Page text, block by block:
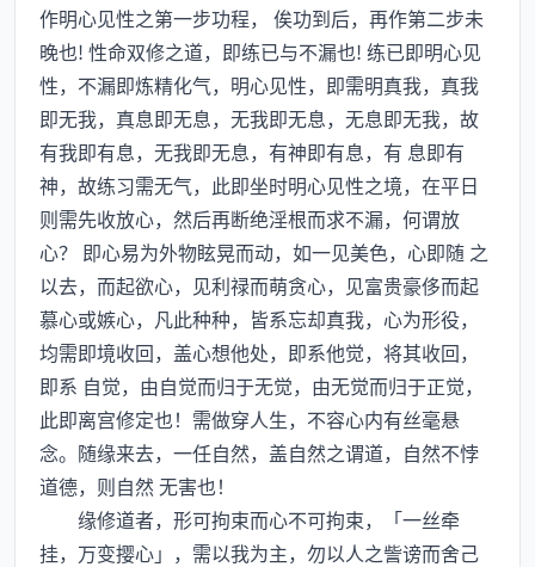
作明心见性之第一步功程， 俟功到后，再作第二步未
晚也! 性命双修之道，即练已与不漏也! 练已即明心见
性，不漏即炼精化气，明心见性，即需明真我，真我
即无我，真息即无息，无我即无息，无息即无我，故
有我即有息，无我即无息，有神即有息，有 息即有
神，故练习需无气，此即坐时明心见性之境，在平日
则需先收放心，然后再断绝淫根而求不漏，何谓放
心？ 即心易为外物眩晃而动，如一见美色，心即随 之
以去，而起欲心，见利禄而萌贪心，见富贵豪侈而起
慕心或嫉心，凡此种种，皆系忘却真我，心为形役，
均需即境收回，盖心想他处，即系他觉，将其收回，
即系 自觉，由自觉而归于无觉，由无觉而归于正觉，
此即离宫修定也！需做穿人生，不容心内有丝毫悬
念。随缘来去，一任自然，盖自然之谓道，自然不悖
道德，则自然 无害也！
缘修道者，形可拘束而心不可拘束，「一丝牵
挂，万变撄心」，需以我为主，勿以人之訾谤而舍己